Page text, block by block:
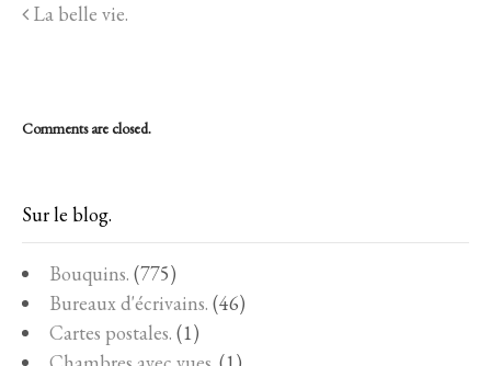
La belle vie.
Comments are closed.
Sur le blog.
Bouquins. (775)
Bureaux d'écrivains. (46)
Cartes postales. (1)